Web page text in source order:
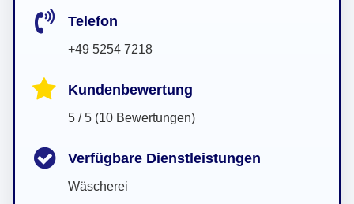
Telefon
+49 5254 7218
Kundenbewertung
5 / 5 (10 Bewertungen)
Verfügbare Dienstleistungen
Wäscherei